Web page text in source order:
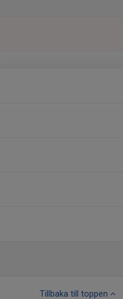
Tillbaka till toppen